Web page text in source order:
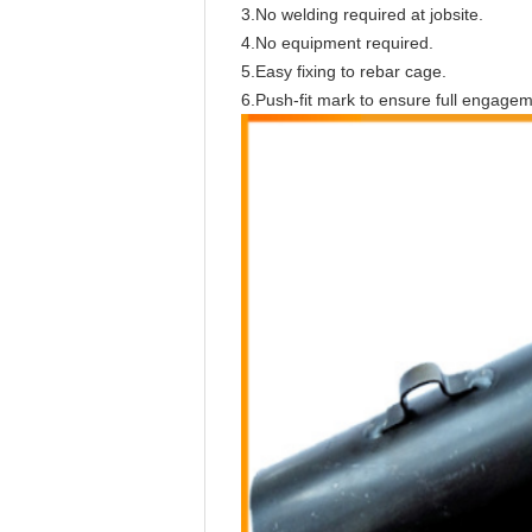
3.No welding required at jobsite.
4.No equipment required.
5.Easy fixing to rebar cage.
6.Push-fit mark to ensure full